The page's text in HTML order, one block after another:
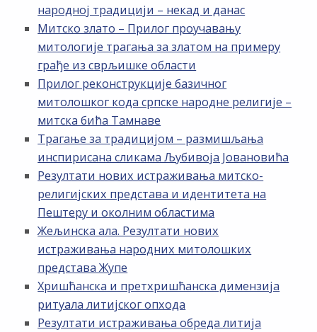
народној традицији – некад и данас
Митско злато – Прилог проучавању
митологије трагања за златом на примеру
грађе из сврљишке области
Прилог реконструкције базичног
митолошког кода српске народне религије –
митска бића Тамнаве
Трагање за традицијом – размишљања
инспирисана сликама Љубивоја Јовановића
Резултати нових истраживања митско-
религијских представа и идентитета на
Пештеру и околним областима
Жељинска ала. Резултати нових
истраживања народних митолошких
представа Жупе
Хришћанска и претхришћанска димензија
ритуала литијског опхода
Резултати истраживања обреда литија